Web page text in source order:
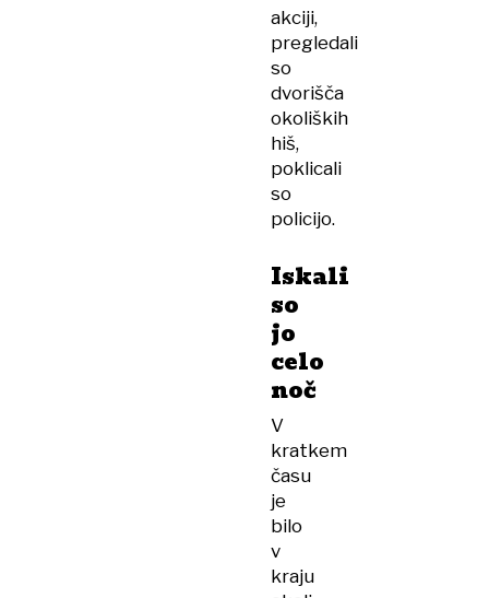
akciji,
pregledali
so
dvorišča
okoliških
hiš,
poklicali
so
policijo.
Iskali
so
jo
celo
noč
V
kratkem
času
je
bilo
v
kraju